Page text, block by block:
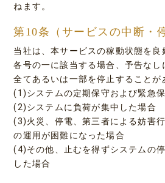
ねます。
第10条（サービスの中断・
当社は、本サービスの稼動状態を良
各号の一に該当する場合、予告なし
全てあるいは一部を停止することが
(1)システムの定期保守および緊急
(2)システムに負荷が集中した場合
(3)火災、停電、第三者による妨害
の運用が困難になった場合
(4)その他、止むを得ずシステムの
した場合